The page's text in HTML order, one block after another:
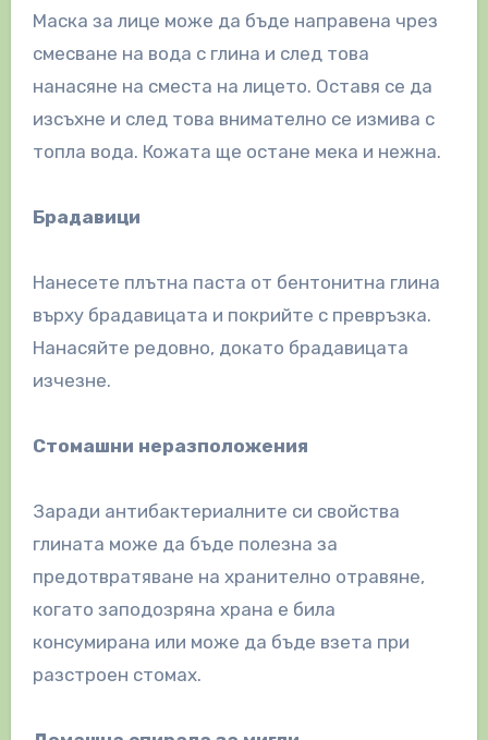
Маска за лице може да бъде направена чрез
смесване на вода с глина и след това
нанасяне на сместа на лицето. Оставя се да
изсъхне и след това внимателно се измива с
топла вода. Кожата ще остане мека и нежна.
Брадавици
Нанесете плътна паста от бентонитна глина
върху брадавицата и покрийте с превръзка.
Нанасяйте редовно, докато брадавицата
изчезне.
Стомашни неразположения
Заради антибактериалните си свойства
глината може да бъде полезна за
предотвратяване на хранително отравяне,
когато заподозряна храна е била
консумирана или може да бъде взета при
разстроен стомах.